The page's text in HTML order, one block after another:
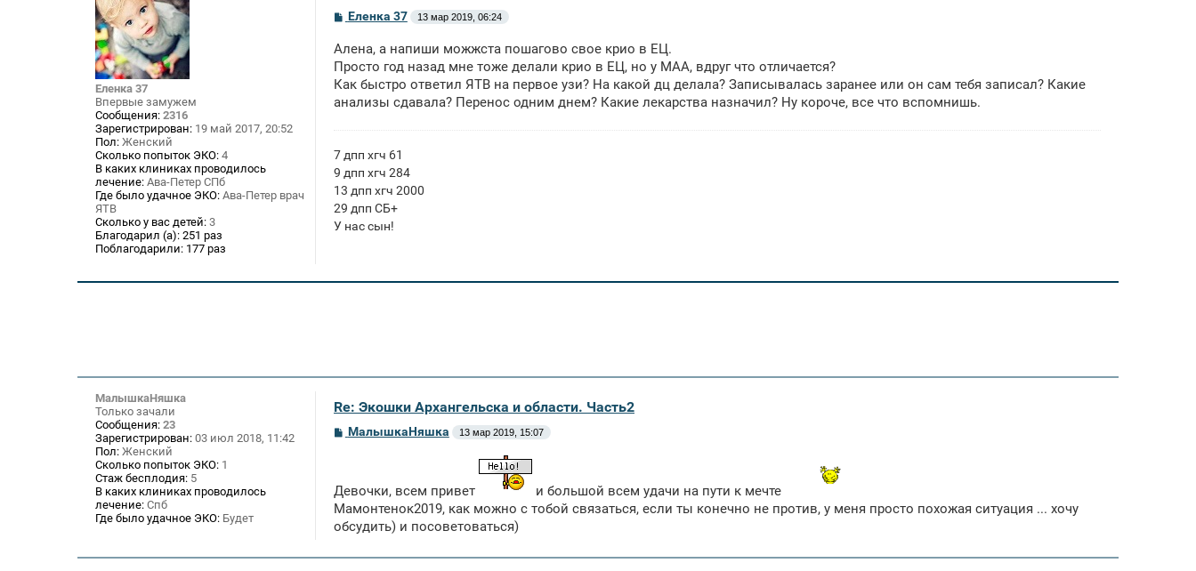
Еленка 37
Впервые замужем
Сообщения: 2316
Зарегистрирован: 19 май 2017, 20:52
Пол: Женский
Сколько попыток ЭКО: 4
В каких клиниках проводилось
лечение: Ава-Петер СПб
Где было удачное ЭКО: Ава-Петер врач
ЯТВ
Сколько у вас детей: 3
Благодарил (а): 251 раз
Поблагодарили: 177 раз
С
б
щ
е
н
и
Еленка 37 13 мар 2019, 06:24
Алена, а напиши можжста пошагово свое крио в ЕЦ.
Просто год назад мне тоже делали крио в ЕЦ, но у МАА, вдруг что отличается?
Как быстро ответил ЯТВ на первое узи? На какой дц делала? Записывалась заранее или он сам тебя записал? Какие
анализы сдавала? Перенос одним днем? Какие лекарства назначил? Ну короче, все что вспомнишь.
7 дпп хгч 61
9 дпп хгч 284
13 дпп хгч 2000
29 дпп СБ+
У нас сын!
МалышкаНяшка
Только зачали
Сообщения: 23
Зарегистрирован: 03 июл 2018, 11:42
Пол: Женский
Сколько попыток ЭКО: 1
Стаж бесплодия: 5
В каких клиниках проводилось
лечение: Спб
Где было удачное ЭКО: Будет
Re: Экошки Архангельска и области. Часть2
С
е
н
и
е
МалышкаНяшка 13 мар 2019, 15:07
Девочки, всем привет
и большой всем удачи на пути к мечте
Мамонтенок2019, как можно с тобой связаться, если ты конечно не против, у меня просто похожая ситуация ... хочу
обсудить) и посоветоваться)